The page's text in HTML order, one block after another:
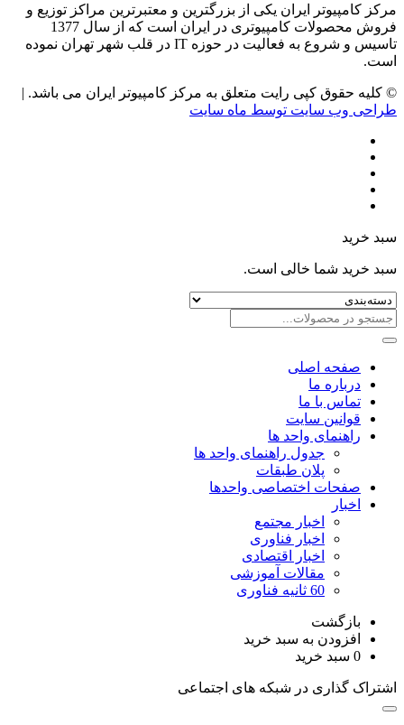
مرکز کامپیوتر ایران یکی از بزرگترین و معتبرترین مراکز توزیع و
فروش محصولات کامپیوتری در ایران است که از سال 1377
تاسیس و شروع به فعالیت در حوزه IT در قلب شهر تهران نموده
است.
© کلیه حقوق کپی رایت متعلق به مرکز کامپیوتر ایران می باشد. |
طراحی وب سایت توسط ماه سایت
سبد خرید
سبد خرید شما خالی است.
صفحه اصلی
درباره ما
تماس با ما
قوانین سایت
راهنمای واحد ها
جدول راهنمای واحد ها
پلان طبقات
صفحات اختصاصی واحدها
اخبار
اخبار مجتمع
اخبار فناوری
اخبار اقتصادی
مقالات آموزشی
60 ثانیه فناوری
بازگشت
افزودن به سبد خرید
0 سبد خرید
اشتراک گذاری در شبکه های اجتماعی